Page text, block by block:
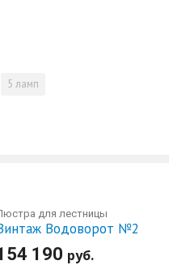
5 ламп
для лестницы
Водоворот №2
190 руб.